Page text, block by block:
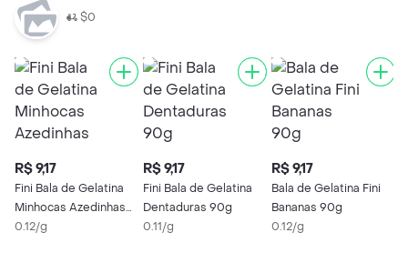
$0
R$ 9,17
Fini Bala de Gelatina
Minhocas Azedinhas
90g
0.12/g
R$ 9,17
Fini Bala de Gelatina
Dentaduras 90g
0.11/g
R$ 9,17
Bala de Gelatina Fini
Bananas 90g
0.12/g